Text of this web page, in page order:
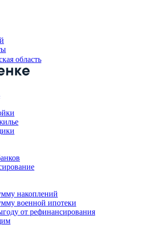
область
накоплений
военной ипотеки
от рефинансирования